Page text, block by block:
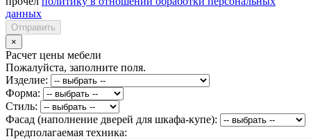
данных
Отправить
×
Расчет цены мебели
Пожалуйста, заполните поля.
Изделие:
Форма:
Стиль:
Фасад (наполнение дверей для шкафа-купе):
Предполагаемая техника: